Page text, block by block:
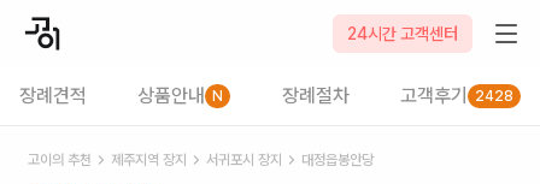
24시간 고객센터
장례견적 상품안내 N 장례절차 고객후기 2428
고이의 추천 제주지역 장지 서귀포시 장지 대정읍봉안당